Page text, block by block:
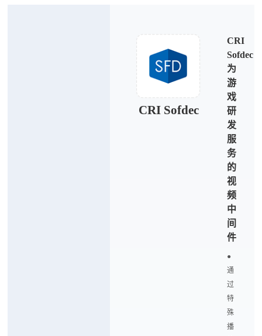
CRI Sofdec
CRI
Sofdec
为
游
戏
研
发
服
务
的
视
频
中
间
件
●
通
过
特
殊
播